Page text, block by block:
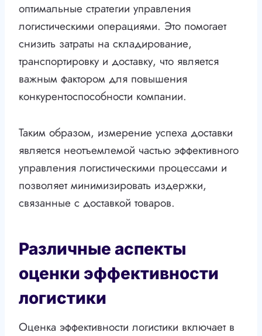
оптимальные стратегии управления
логистическими операциями. Это помогает
снизить затраты на складирование,
транспортировку и доставку, что является
важным фактором для повышения
конкурентоспособности компании.
Таким образом, измерение успеха доставки
является неотъемлемой частью эффективного
управления логистическими процессами и
позволяет минимизировать издержки,
связанные с доставкой товаров.
Различные аспекты
оценки эффективности
логистики
Оценка эффективности логистики включает в